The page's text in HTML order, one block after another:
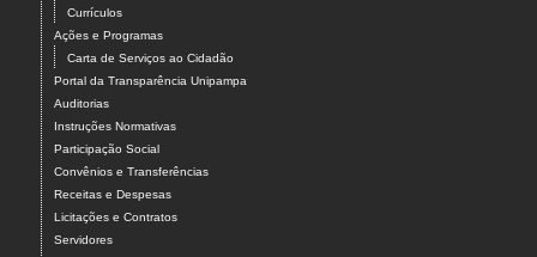
Currículos
Ações e Programas
Carta de Serviços ao Cidadão
Portal da Transparência Unipampa
Auditorias
Instruções Normativas
Participação Social
Convênios e Transferências
Receitas e Despesas
Licitações e Contratos
Servidores